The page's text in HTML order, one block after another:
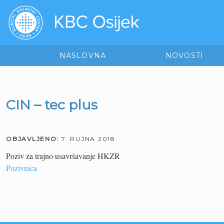
NASLOVNA NOVOSTI
CIN – tec plus
OBJAVLJENO: 7. RUJNA 2018.
Poziv za trajno usavršavanje HKZR
Pozivnica